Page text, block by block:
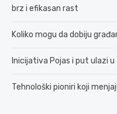
brz i efikasan rast
Koliko mogu da dobiju
Inicijativa Pojas i put ulazi
Tehnološki pioniri koji